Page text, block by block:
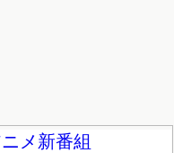
メ新番組